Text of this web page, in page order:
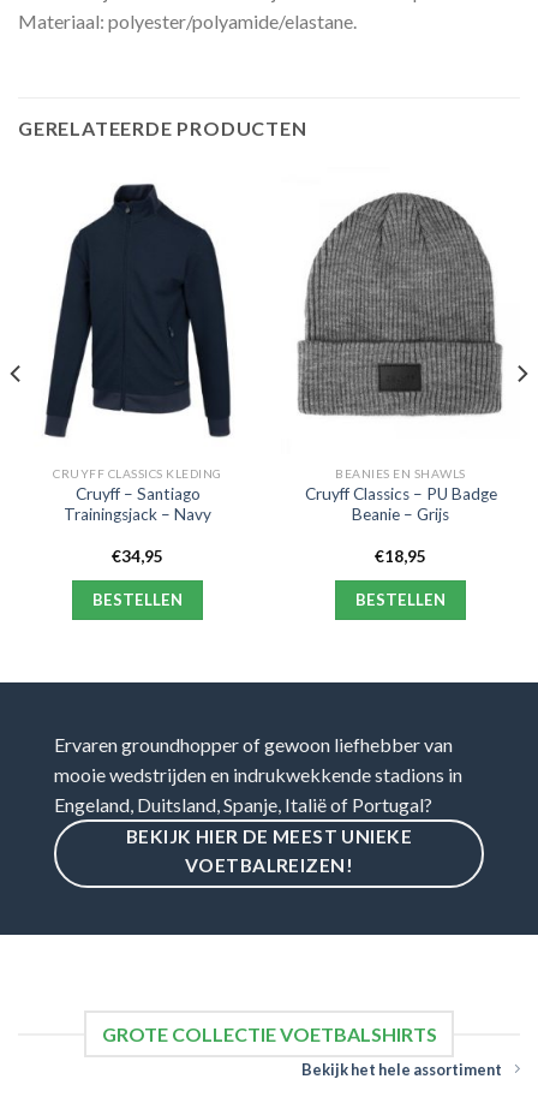
Materiaal: polyester/polyamide/elastane.
GERELATEERDE PRODUCTEN
CRUYFF CLASSICS KLEDING
Cruyff – Santiago
Trainingsjack – Navy
€34,95
BESTELLEN
BEANIES EN SHAWLS
Cruyff Classics – PU Badge
Beanie – Grijs
€18,95
BESTELLEN
Ervaren groundhopper of gewoon liefhebber van
mooie wedstrijden en indrukwekkende stadions in
Engeland, Duitsland, Spanje, Italië of Portugal?
BEKIJK HIER DE MEEST UNIEKE
VOETBALREIZEN!
GROTE COLLECTIE VOETBALSHIRTS
Bekijk het hele assortiment